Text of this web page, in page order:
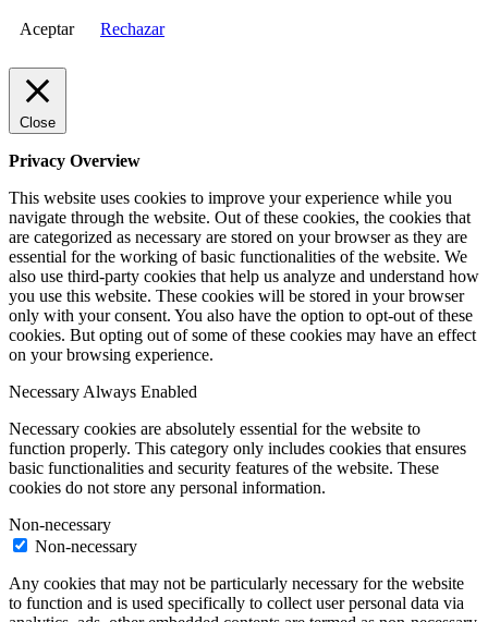
Aceptar Rechazar
Close
Privacy Overview
This website uses cookies to improve your experience while you
navigate through the website. Out of these cookies, the cookies that
are categorized as necessary are stored on your browser as they are
essential for the working of basic functionalities of the website. We
also use third-party cookies that help us analyze and understand how
you use this website. These cookies will be stored in your browser
only with your consent. You also have the option to opt-out of these
cookies. But opting out of some of these cookies may have an effect
on your browsing experience.
NecessaryAlways Enabled
Necessary cookies are absolutely essential for the website to
function properly. This category only includes cookies that ensures
basic functionalities and security features of the website. These
cookies do not store any personal information.
Non-necessary
Non-necessary
Any cookies that may not be particularly necessary for the website
to function and is used specifically to collect user personal data via